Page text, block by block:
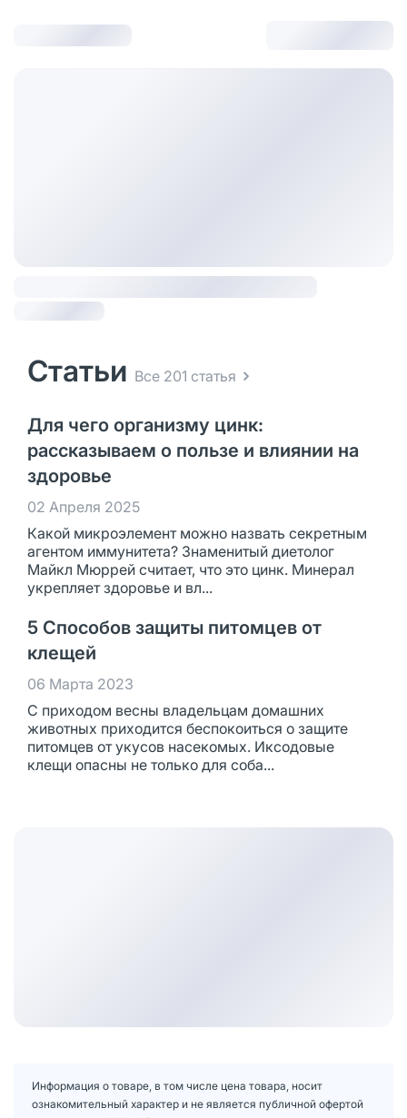
Статьи Все 201 статья
Для чего организму цинк:
рассказываем о пользе и влиянии на
здоровье
02 Апреля 2025
Какой микроэлемент можно назвать секретным
агентом иммунитета? Знаменитый диетолог
Майкл Мюррей считает, что это цинк. Минерал
укрепляет здоровье и вл...
5 Способов защиты питомцев от
клещей
06 Марта 2023
С приходом весны владельцам домашних
животных приходится беспокоиться о защите
питомцев от укусов насекомых. Иксодовые
клещи опасны не только для соба...
Информация о товаре, в том числе цена товара, носит
ознакомительный характер и не является публичной офертой